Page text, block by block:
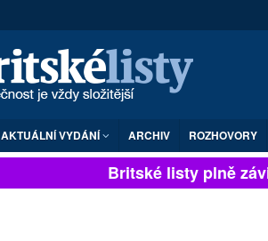
AKTUÁLNÍ VYDÁNÍ ARCHIV ROZHOVORY
Britské listy plně